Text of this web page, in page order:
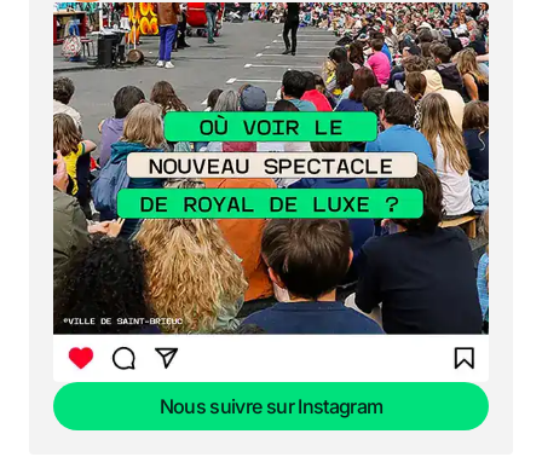
Nous suivre sur Instagram